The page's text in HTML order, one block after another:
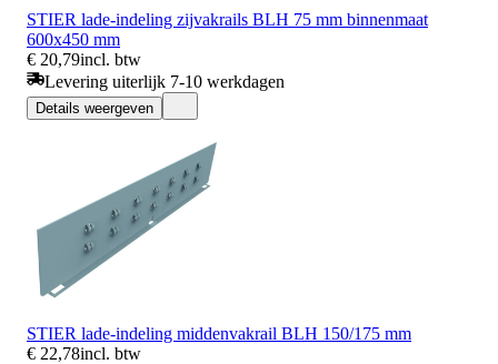
STIER lade-indeling zijvakrails BLH 75 mm binnenmaat
600x450 mm
€ 20,79incl. btw
Levering uiterlijk 7-10 werkdagen
Details weergeven
STIER lade-indeling middenvakrail BLH 150/175 mm
€ 22,78incl. btw